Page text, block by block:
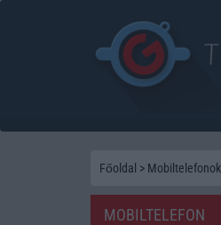
Főoldal > Mobiltelefonok
MOBILTELEFON